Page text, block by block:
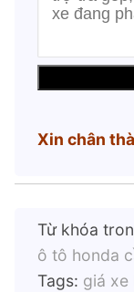
Xin chân
Từ khóa
ô tô honda
Tags: giá xe